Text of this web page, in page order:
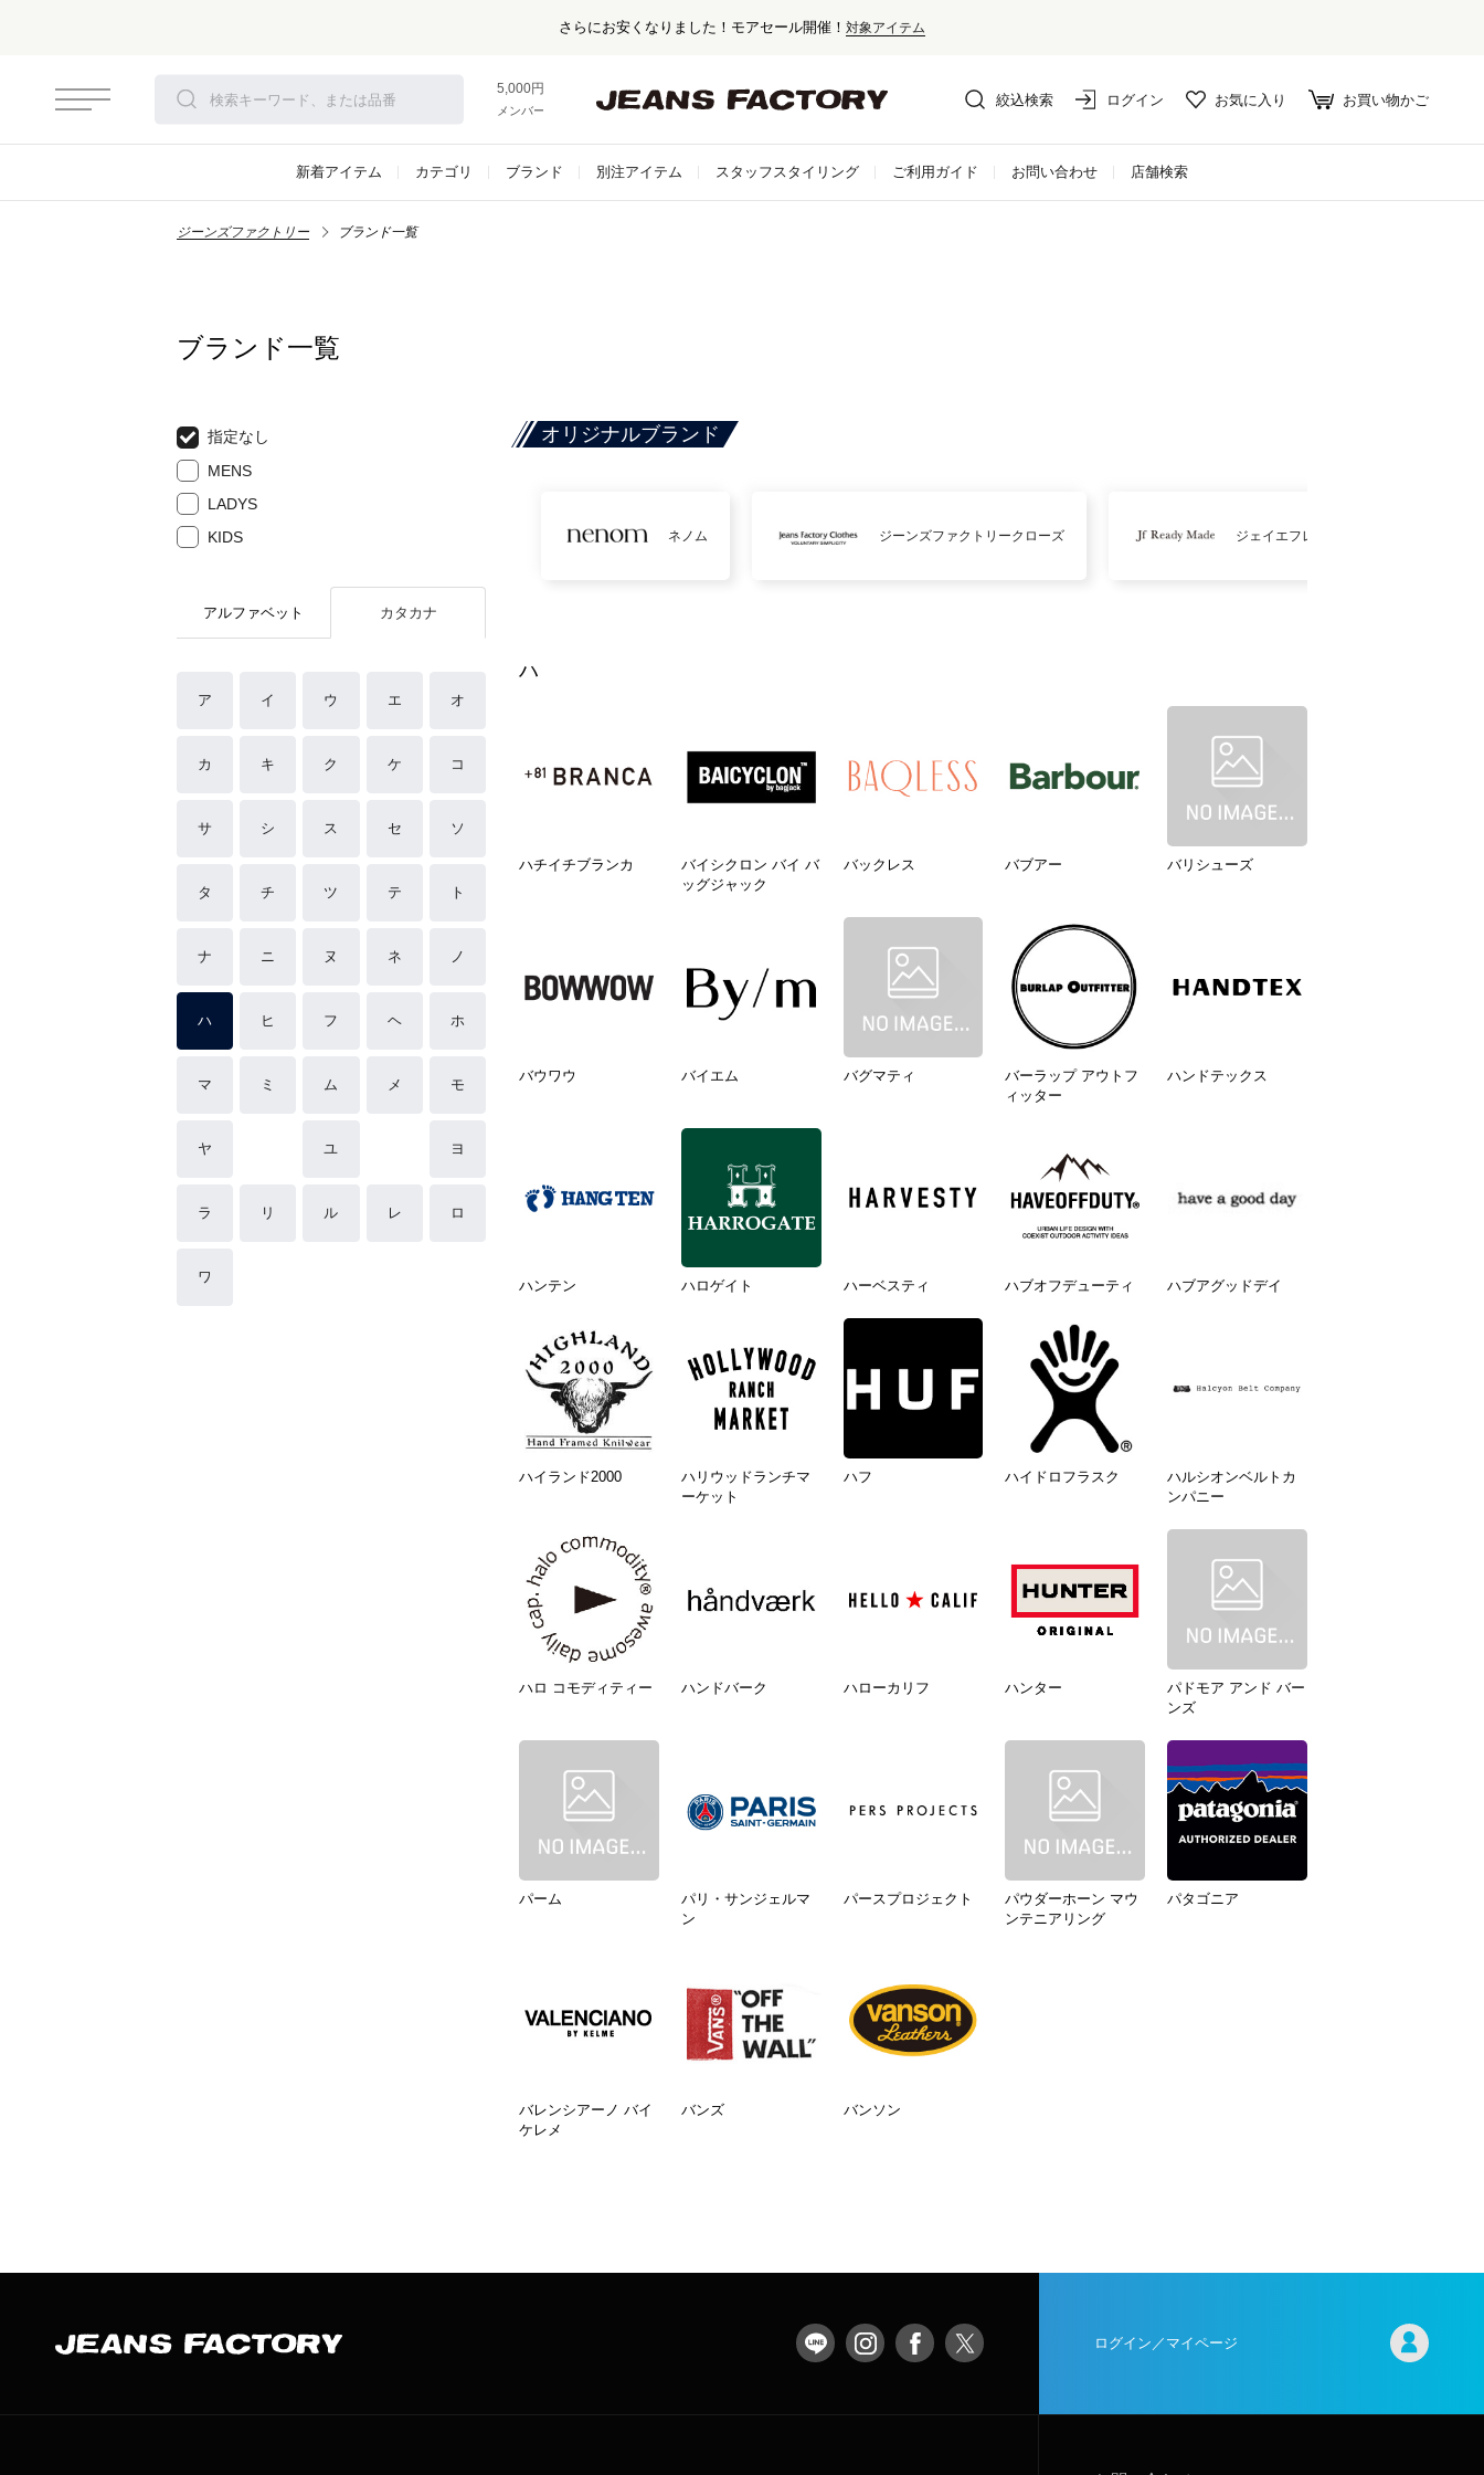
5,000円以上お買い上げで送料無料！
メンバー登録でお得な情報をゲット。さらに詳しく
絞込検索 ログイン お気に入り お買い物かご
新着アイテム カテゴリ ブランド 別注アイテム スタッフスタイリング ご利用ガイド お問い合わせ 店舗検索
ジーンズファクトリー ブランド一覧
ブランド一覧
指定なし
MENS
LADYS
KIDS
アルファベット カタカナ
ア イ ウ エ オ
カ キ ク ケ コ
サ シ ス セ ソ
タ チ ツ テ ト
ナ ニ ヌ ネ ノ
ハ ヒ フ ヘ ホ
マ ミ ム メ モ
ヤ ユ ヨ
ラ リ ル レ ロ
ワ
オリジナルブランド
ネノム ジーンズファクトリークローズ ジェイエフレディメイド
ハ
ハチイチブランカ
バイシクロン バイ バ
ッグジャック
バックレス バブアー バリシューズ
バウワウ バイエム バグマティ
バーラップ アウトフ
ィッター
ハンドテックス
ハンテン ハロゲイト ハーベスティ ハブオフデューティ ハブアグッドデイ
ハイランド2000
ハリウッドランチマ
ーケット
ハフ ハイドロフラスク
ハルシオンベルトカ
ンパニー
ハロ コモディティー ハンドバーク ハローカリフ ハンター
パドモア アンド バー
ンズ
パーム
パリ・サンジェルマ
ン
パースプロジェクト
パウダーホーン マウ
ンテニアリング
パタゴニア
バレンシアーノ バイ
ケレメ
バンズ バンソン
ログイン／マイページ